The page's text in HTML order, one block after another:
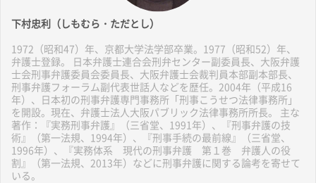
下村忠利（しもむら・ただとし）
1972（昭和47）年、京都大学法学部卒業。1977（昭和52）年、
弁護士登録。 日本弁護士連合会刑弁センター副委員長、大阪弁護
士会刑事弁護委員会委員長、大阪弁護士会裁判員本部副本部長、
刑事弁護フォーラム副代表世話人などを歴任。2004年（平成16
年）、日本初の刑事弁護専門事務所「刑事こうせつ法律事務所」
を開設。現在、弁護士法人大阪パブリック法律事務所所長。 主な
著作：『実務刑事弁護』（三省堂、1991年）、『刑事弁護の技
術』（第一法規、1994年）、『刑事手続の最前線』（三省堂、
1996年）、『実務体系 現代の刑事弁護 第１巻 弁護人の役
割』（第一法規、2013年）などに刑事弁護に関する論考を寄せて
いる。